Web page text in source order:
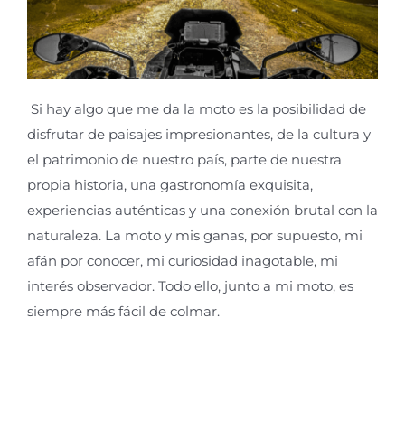
Si hay algo que me da la moto es la posibilidad de
disfrutar de paisajes impresionantes, de la cultura y
el patrimonio de nuestro país, parte de nuestra
propia historia, una gastronomía exquisita,
experiencias auténticas y una conexión brutal con la
naturaleza. La moto y mis ganas, por supuesto, mi
afán por conocer, mi curiosidad inagotable, mi
interés observador. Todo ello, junto a mi moto, es
siempre más fácil de colmar.